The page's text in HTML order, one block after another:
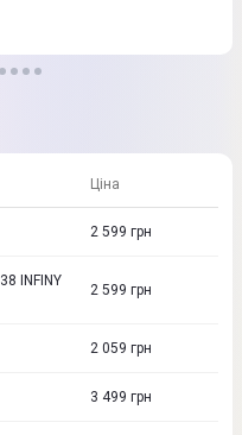
Ціна
2 599 грн
INFINY
2 599 грн
2 059 грн
3 499 грн